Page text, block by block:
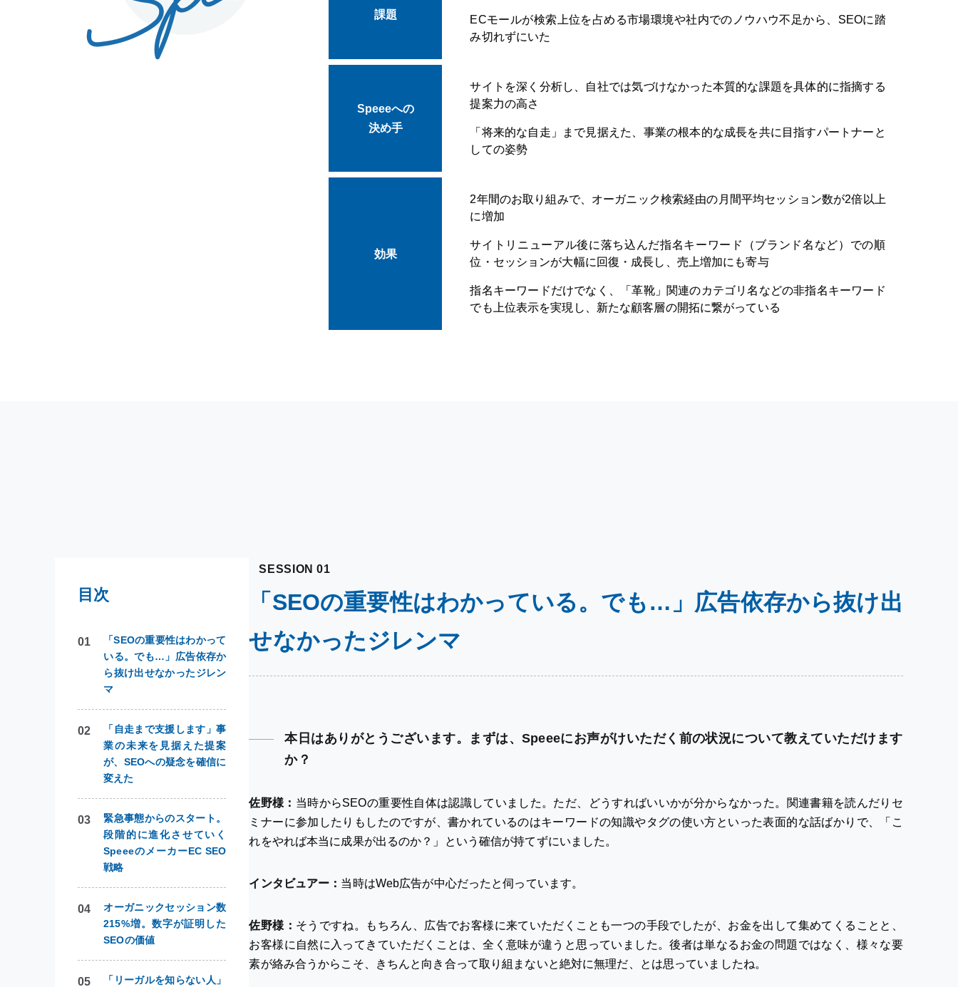
課題
ECモールが検索上位を占める市場環境や社内でのノウハウ不足から、SEOに踏
み切れずにいた
Speeeへの
決め手
サイトを深く分析し、自社では気づけなかった本質的な課題を具体的に指摘する
提案力の高さ
「将来的な自走」まで見据えた、事業の根本的な成長を共に目指すパートナーと
しての姿勢
効果
2年間のお取り組みで、オーガニック検索経由の月間平均セッション数が2倍以上
に増加
サイトリニューアル後に落ち込んだ指名キーワード（ブランド名など）での順
位・セッションが大幅に回復・成長し、売上増加にも寄与
指名キーワードだけでなく、「革靴」関連のカテゴリ名などの非指名キーワード
でも上位表示を実現し、新たな顧客層の開拓に繋がっている
目次
「SEOの重要性はわかって
いる。でも…」広告依存か
ら抜け出せなかったジレン
マ
「自走まで支援します」事
業の未来を見据えた提案
が、SEOへの疑念を確信に
変えた
緊急事態からのスタート。
段階的に進化させていく
SpeeeのメーカーEC SEO
戦略
オーガニックセッション数
215%増。数字が証明した
SEOの価値
「リーガルを知らない人」
SESSION 01
「SEOの重要性はわかっている。でも…」広告依存から抜け出
せなかったジレンマ
本日はありがとうございます。まずは、Speeeにお声がけいただく前の状況について教えていただけます
か？
佐野様： 当時からSEOの重要性自体は認識していました。ただ、どうすればいいかが分からなかった。関連書籍を読んだりセ
ミナーに参加したりもしたのですが、書かれているのはキーワードの知識やタグの使い方といった表面的な話ばかりで、「こ
れをやれば本当に成果が出るのか？」という確信が持てずにいました。
インタビュアー： 当時はWeb広告が中心だったと伺っています。
佐野様： そうですね。もちろん、広告でお客様に来ていただくことも一つの手段でしたが、お金を出して集めてくることと、
お客様に自然に入ってきていただくことは、全く意味が違うと思っていました。後者は単なるお金の問題ではなく、様々な要
素が絡み合うからこそ、きちんと向き合って取り組まないと絶対に無理だ、とは思っていましたね。